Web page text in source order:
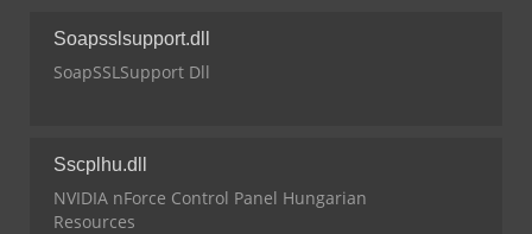
Soapsslsupport.dll
SoapSSLSupport Dll
Sscplhu.dll
NVIDIA nForce Control Panel Hungarian
Resources